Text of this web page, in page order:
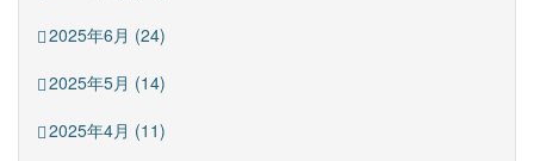
2025年6月 (24)
2025年5月 (14)
2025年4月 (11)